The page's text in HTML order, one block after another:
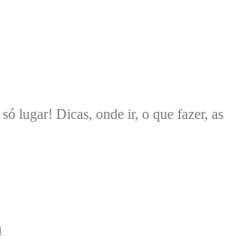
lugar! Dicas, onde ir, o que fazer,